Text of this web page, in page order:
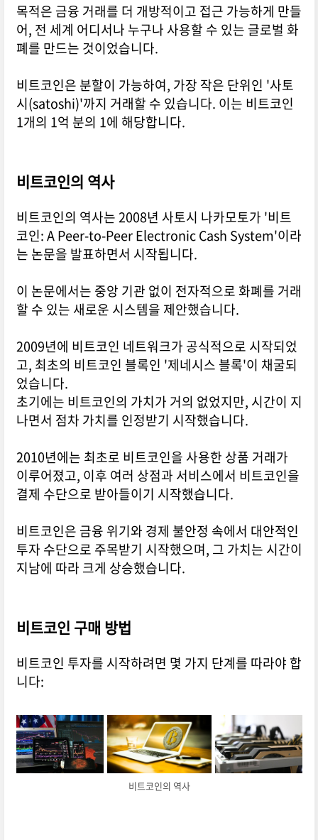
목적은 금융 거래를 더 개방적이고 접근 가능하게 만들
어, 전 세계 어디서나 누구나 사용할 수 있는 글로벌 화
폐를 만드는 것이었습니다.
비트코인은 분할이 가능하여, 가장 작은 단위인 '사토
시(satoshi)'까지 거래할 수 있습니다. 이는 비트코인
1개의 1억 분의 1에 해당합니다.
비트코인의 역사
비트코인의 역사는 2008년 사토시 나카모토가 '비트
코인: A Peer-to-Peer Electronic Cash System'이라
는 논문을 발표하면서 시작됩니다.
이 논문에서는 중앙 기관 없이 전자적으로 화폐를 거래
할 수 있는 새로운 시스템을 제안했습니다.
2009년에 비트코인 네트워크가 공식적으로 시작되었
고, 최초의 비트코인 블록인 '제네시스 블록'이 채굴되
었습니다.
초기에는 비트코인의 가치가 거의 없었지만, 시간이 지
나면서 점차 가치를 인정받기 시작했습니다.
2010년에는 최초로 비트코인을 사용한 상품 거래가
이루어졌고, 이후 여러 상점과 서비스에서 비트코인을
결제 수단으로 받아들이기 시작했습니다.
비트코인은 금융 위기와 경제 불안정 속에서 대안적인
투자 수단으로 주목받기 시작했으며, 그 가치는 시간이
지남에 따라 크게 상승했습니다.
비트코인 구매 방법
비트코인 투자를 시작하려면 몇 가지 단계를 따라야 합
니다:
비트코인의 역사